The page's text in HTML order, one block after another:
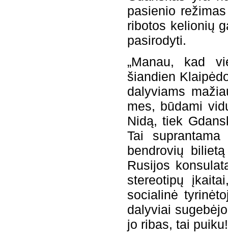
pasienio
ribotos kelionių
pasirodyti.
„Manau, kad
šiandien
dalyviams
mes, būdami
Nidą, tiek
Tai
bendrovių
Rusijos
stereotipų
socialinė
dalyviai
jo ribas, tai